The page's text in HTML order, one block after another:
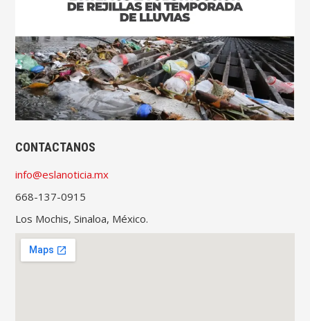
CONTACTANOS
info@eslanoticia.mx
668-137-0915
Los Mochis, Sinaloa, México.